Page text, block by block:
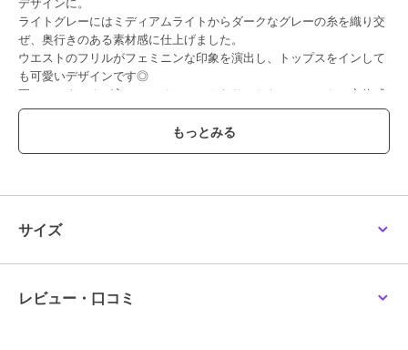
ライトグレーにはミディアムライトからダークなグレーの糸を織り交
ぜ、奥行きのある素材感に仕上げました。
ウエストのフリルがフェミニンな印象を演出し、トップスをインして
も可愛いデザインです◎
更には、タックが入っているのでふんわりとしたシルエットで立体感
があるのもポイント！
広がりすぎない程よい裾幅、裏地付きなので安心感のある穿き心地で
す。
幅広く着用いただけるアイテムです。
サイズ
レビュー・口コミ